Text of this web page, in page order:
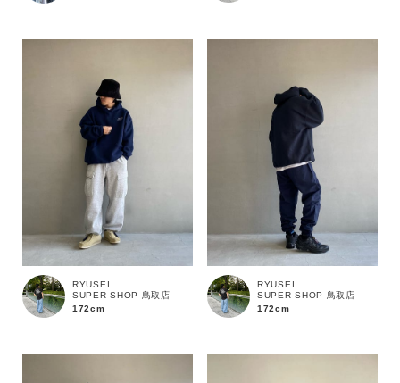
RYUSEI
SUPER SHOP 鳥取店
172cm
RYUSEI
SUPER SHOP 鳥取店
172cm